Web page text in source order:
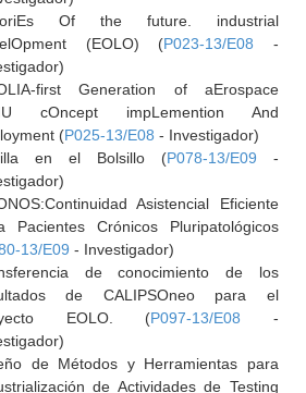
Of the future. industrial
(EOLO) (P023-13/E08 -
first Generation of aErospace
cOncept impLemention And
(P025-13/E08 - Investigador)
en el Bolsillo (P078-13/E09 -
Asistencial Eficiente
Pacientes Crónicos Pluripatológicos
13/E09 - Investigador)
de conocimiento de los
de CALIPSOneo para el
EOLO. (P097-13/E08 -
de Métodos y Herramientas para
de Actividades de Testing